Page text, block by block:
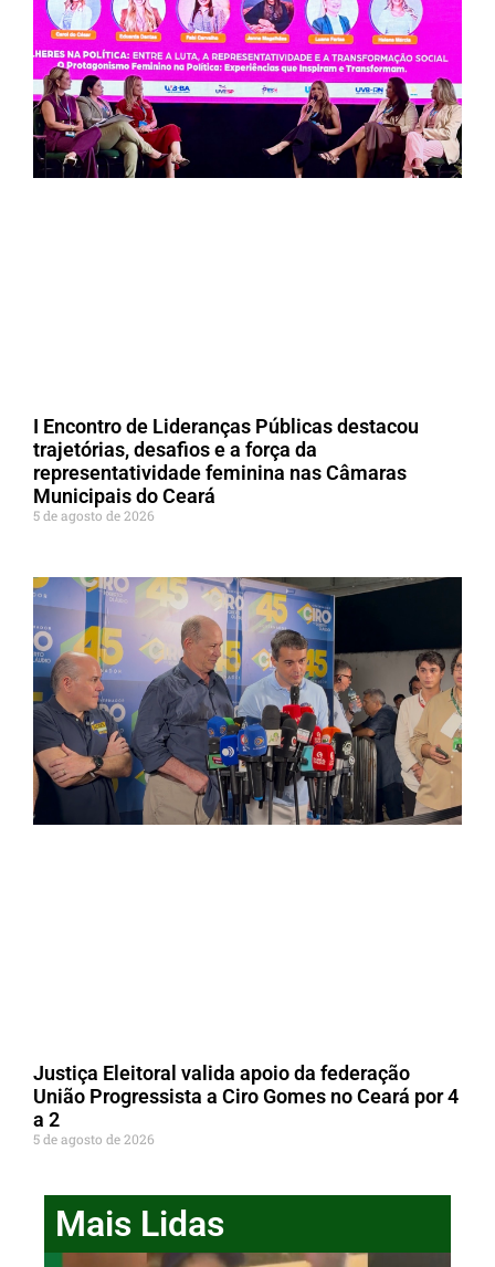
I Encontro de Lideranças Públicas destacou
trajetórias, desafios e a força da
representatividade feminina nas Câmaras
Municipais do Ceará
5 de agosto de 2026
Justiça Eleitoral valida apoio da federação
União Progressista a Ciro Gomes no Ceará por 4
a 2
5 de agosto de 2026
Mais Lidas